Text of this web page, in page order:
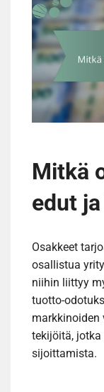
Mitkä
edut
Osakkeet
osallistua
niihin liittyy
tuotto-
tekijöitä,
sijoittamista.